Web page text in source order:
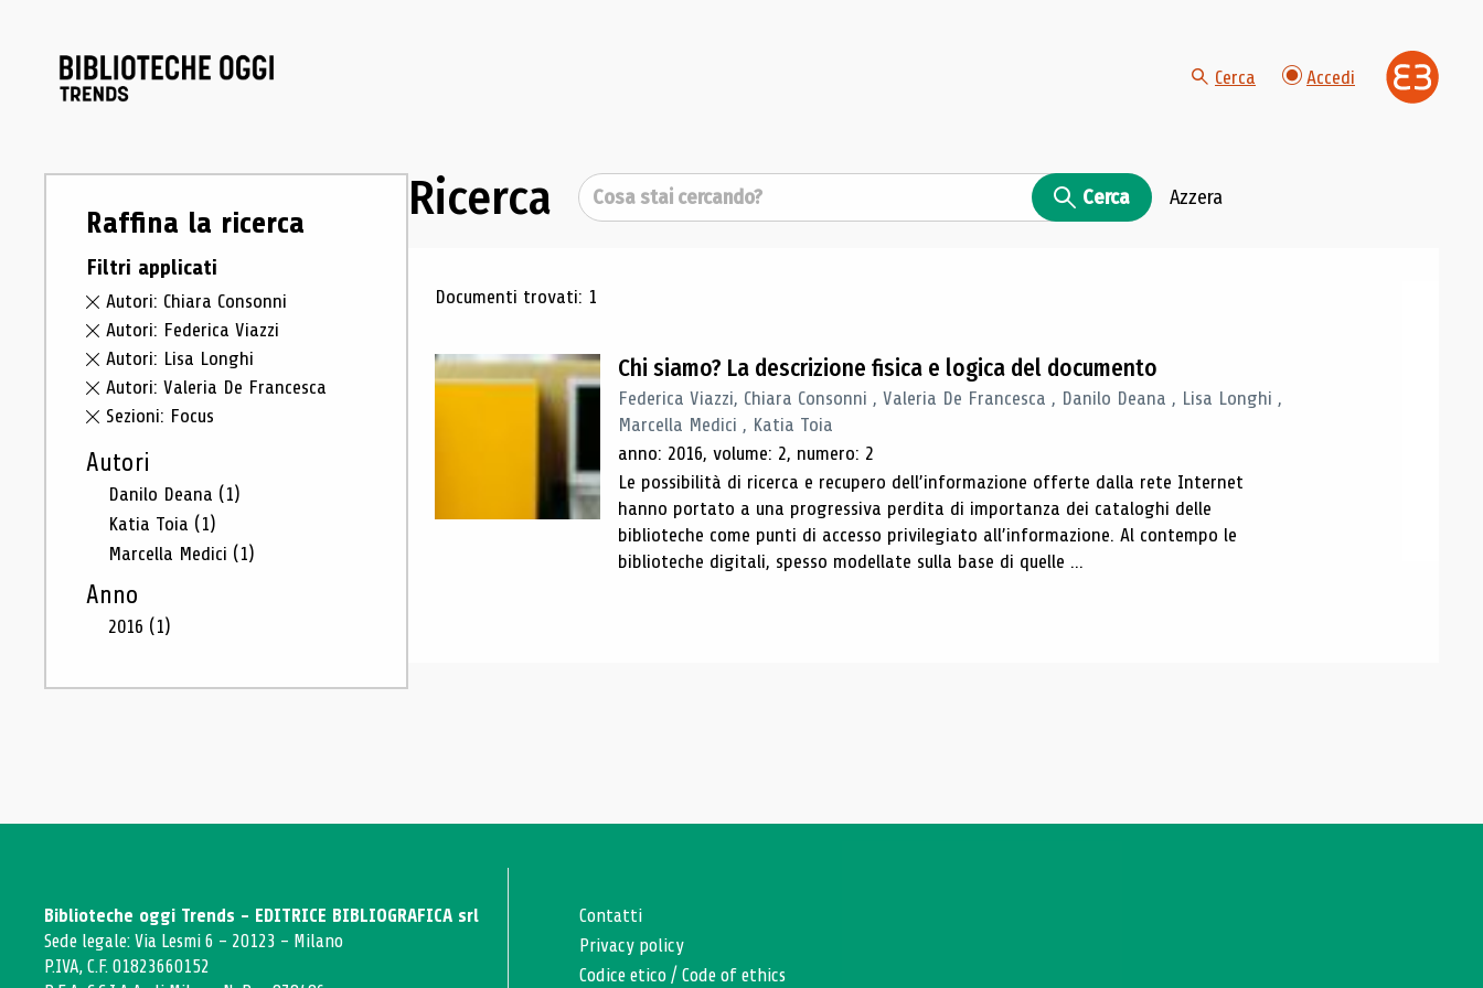
Cerca Accedi
Raffina la ricerca
Filtri applicati
Autori: Chiara Consonni
Autori: Federica Viazzi
Autori: Lisa Longhi
Autori: Valeria De Francesca
Sezioni: Focus
Autori
Danilo Deana (1)
Katia Toia (1)
Marcella Medici (1)
Anno
2016 (1)
Ricerca Cerca Cerca Azzera
Risultati di ricerca
Documenti trovati: 1
Chi siamo? La descrizione fisica e logica del documento
Federica Viazzi, Chiara Consonni , Valeria De Francesca , Danilo Deana , Lisa Longhi ,
Marcella Medici , Katia Toia
anno: 2016, volume: 2, numero: 2
Le possibilità di ricerca e recupero dell’informazione offerte dalla rete Internet
hanno portato a una progressiva perdita di importanza dei cataloghi delle
biblioteche come punti di accesso privilegiato all’informazione. Al contempo le
biblioteche digitali, spesso modellate sulla base di quelle ...
Biblioteche oggi Trends - EDITRICE BIBLIOGRAFICA srl
Sede legale: Via Lesmi 6 - 20123 - Milano
P.IVA, C.F. 01823660152
Contatti
Privacy policy
Codice etico /Code of ethics